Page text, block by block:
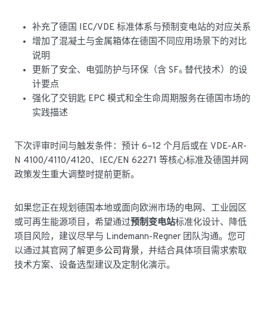
补充了德国 IEC/VDE 标准体系与预制变电站的对应关系
增加了混凝土与金属箱体在德国不同应用场景下的对比
说明
更新了安全、电弧防护与环保（含 SF₆ 替代技术）的设
计要点
强化了交钥匙 EPC 模式和全生命周期服务在德国市场的
实践描述
下次评审时间与触发条件：预计 6–12 个月后或在 VDE-AR-
N 4100/4110/4120、IEC/EN 62271 等核心标准及德国并网
政策发生重大调整时提前更新。
如果您正在规划德国本地或面向欧洲市场的电网、工业园区
或可再生能源项目，希望通过预制变电站标准化设计、降低
项目风险，建议尽早与 Lindemann-Regner 团队沟通。您可
以通过其官网了解更多公司背景，并结合具体项目需求索取
技术方案、设备选型建议及定制化演示。